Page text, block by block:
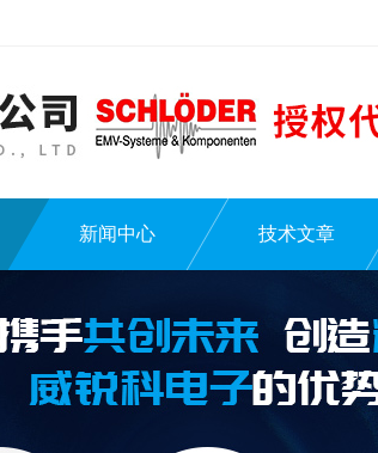
新闻中心 技术文章